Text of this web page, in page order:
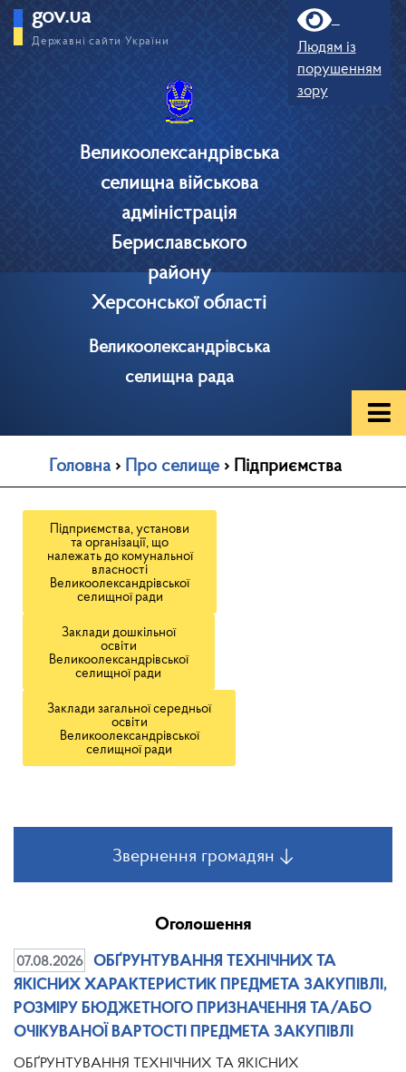
gov.ua
Державні сайти України
Великоолександрівська
селищна військова
адміністрація
Бериславського
району
Херсонської області
Великоолександрівська
селищна рада
Людям із
порушенням
зору
Головна › Про селище › Підприємства
Підприємства, установи
та організації, що
належать до комунальної
власності
Великоолександрівської
селищної ради
Заклади дошкільної
освіти
Великоолександрівської
селищної ради
Заклади загальної середньої
освіти
Великоолександрівської
селищної ради
Звернення громадян ↓
Оголошення
07.08.2026
ОБҐРУНТУВАННЯ ТЕХНІЧНИХ ТА
ЯКІСНИХ ХАРАКТЕРИСТИК ПРЕДМЕТА ЗАКУПІВЛІ,
РОЗМІРУ БЮДЖЕТНОГО ПРИЗНАЧЕННЯ ТА/АБО
ОЧІКУВАНОЇ ВАРТОСТІ ПРЕДМЕТА ЗАКУПІВЛІ
ОБҐРУНТУВАННЯ ТЕХНІЧНИХ ТА ЯКІСНИХ